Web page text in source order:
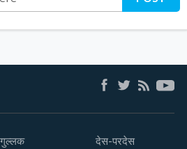
गुल्लक
देस-परदेस